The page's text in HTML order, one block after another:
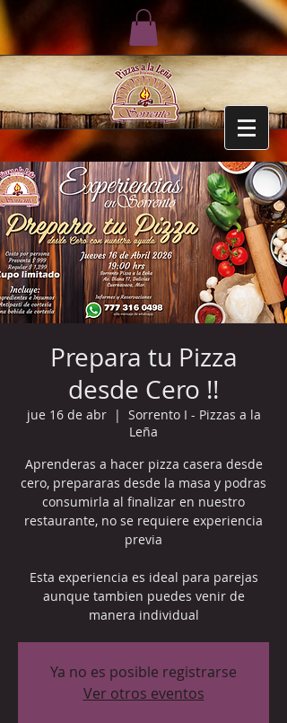
Prepara tu Pizza
desde Cero !!
jue 16 de abr
  |
Sorrento I - Pizzas a la
Leña
Aprenderas a hacer pizza casera desde
cero, prepararas desde la masa y podras
consumirla al finalizar en nuestro
restaurante, no se requiere experiencia
previa
Esta experiencia es ideal para parejas
aunque tambien puedes venir de
manera individual
Ya no es posible registrarse
Ver otros eventos